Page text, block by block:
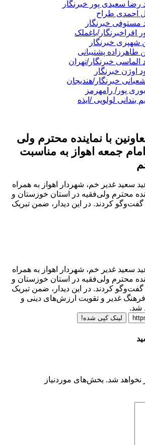
رضا سعیدی پور خبرنگار
احمدی طراح
مستوفی خبرنگار
افراخبرنگار/باغملک
شهپری خبرنگار
طاهرزاده پشتیبانی
الماسی خبرنگار/تهران
اوژن خبرنگار
شعبانی خبرنگار/هندیجان
پور/ رامهرمز
بندانی لولویی /ایذه
با نماینده محترم ولی
جمعه اهواز به مناسبت
سعید غدیر خم، شهردار اهواز به همراه
محترم ولی‌فقیه در استان خوزستان و
گفت‌وگو کردند. در این دیدار، ضمن تبریک
سعید غدیر خم، شهردار اهواز به همراه
محترم ولی‌فقیه در استان خوزستان و
گفت‌وگو کردند. در این دیدار، ضمن تبریک
فرهنگ غدیر و تقویت ارزش‌های دینی و
شد.
لینک کپی شده!
نخواهد شد. بخش‌های موردنیاز